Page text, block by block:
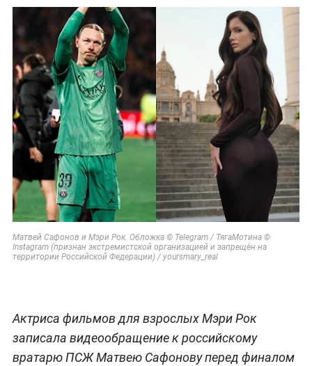
Матвей Сафонов и Мэри Рок. Обложка © Telegram / ТягаМотина ©
Instagram (признан экстремистской организацией и запрещён на
территории Российской Федерации) / yoursmary_real
Актриса фильмов для взрослых Мэри Рок
записала видеообращение к российскому
вратарю ПСЖ Матвею Сафонову перед финалом